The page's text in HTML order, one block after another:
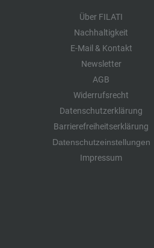
Über FILATI
Nachhaltigkeit
E-Mail & Kontakt
Newsletter
AGB
Widerrufsrecht
Datenschutzerklärung
Barrierefreiheitserklärung
Datenschutzeinstellungen
Impressum